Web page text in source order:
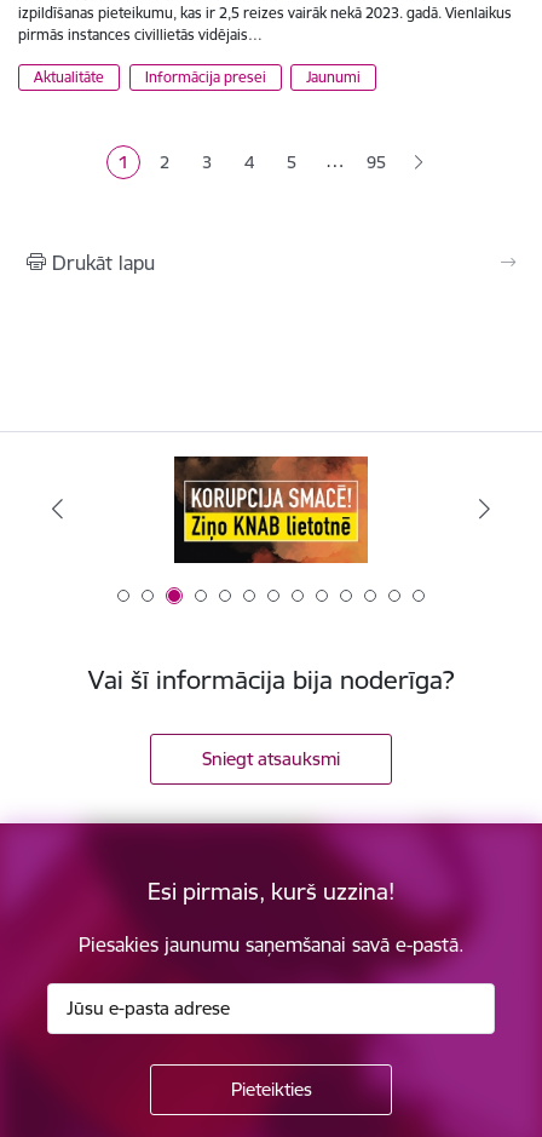
izpildīšanas pieteikumu, kas ir 2,5 reizes vairāk nekā 2023. gadā. Vienlaikus
pirmās instances civillietās vidējais…
Aktualitāte Informācija presei Jaunumi
Pašreizējā lapa
1 Lapa
2 Lapa
3 Lapa
4 Lapa
5 … 95
Drukāt lapu
Vai šī informācija bija noderīga?
Sniegt atsauksmi
Esi pirmais, kurš uzzina!
Piesakies jaunumu saņemšanai savā e-pastā.